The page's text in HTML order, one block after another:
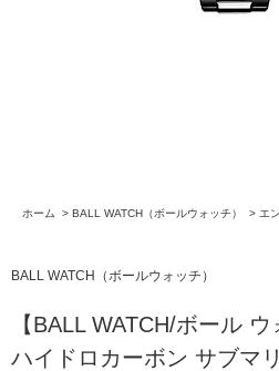
ホーム > BALL WATCH（ボールウォッチ） > エ
BALL WATCH（ボールウォッチ）
【BALL WATCH/ボール
ハイドロカーボン サブマ